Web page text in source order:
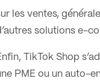
les ventes,
solutions e-
TikTok Shop
PME ou un auto-